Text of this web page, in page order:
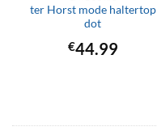
ter Horst mode haltertop
dot
€44.99